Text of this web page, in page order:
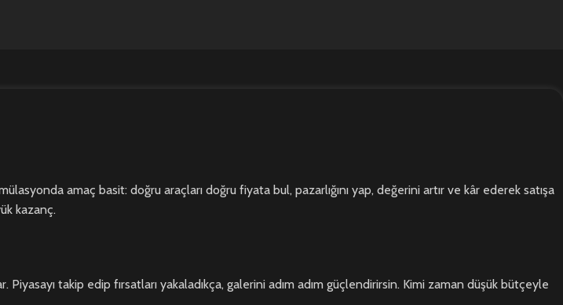
amaç basit: doğru araçları doğru fiyata bul, pazarlığını yap, değerini artır ve kâr ederek satışa
kazanç.
takip edip fırsatları yakaladıkça, galerini adım adım güçlendirirsin. Kimi zaman düşük bütçeyle